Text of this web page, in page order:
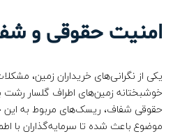
امنیت حقوقی و
یکی از نگرانی‌های خریداران زمین،
خوشبختانه زمین‌های اطراف گلسار
حقوقی شفاف، ریسک‌های مربوط به این
موضوع باعث شده تا سرمایه‌گذاران با